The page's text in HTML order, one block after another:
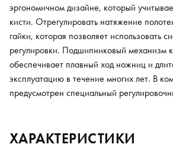
эргономичном дизайне, который
кисти. Отрегулировать натяжение
гайки, которая позволяет использовать
регулировки. Подшипниковый механизм
обеспечивает плавный ход ножниц и
эксплуатацию в течение многих лет. В
предусмотрен специальный
ХАРАКТЕРИСТИКИ